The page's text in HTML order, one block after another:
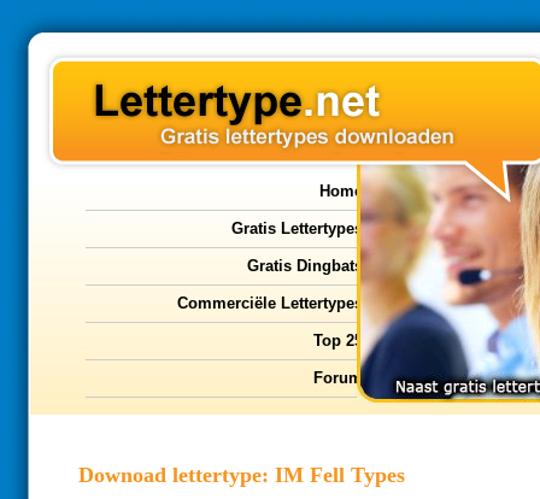
Home
Gratis Lettertypes
Gratis Dingbats
Commerciële Lettertypes
Top 25
Forum
Downoad lettertype: IM Fell Types